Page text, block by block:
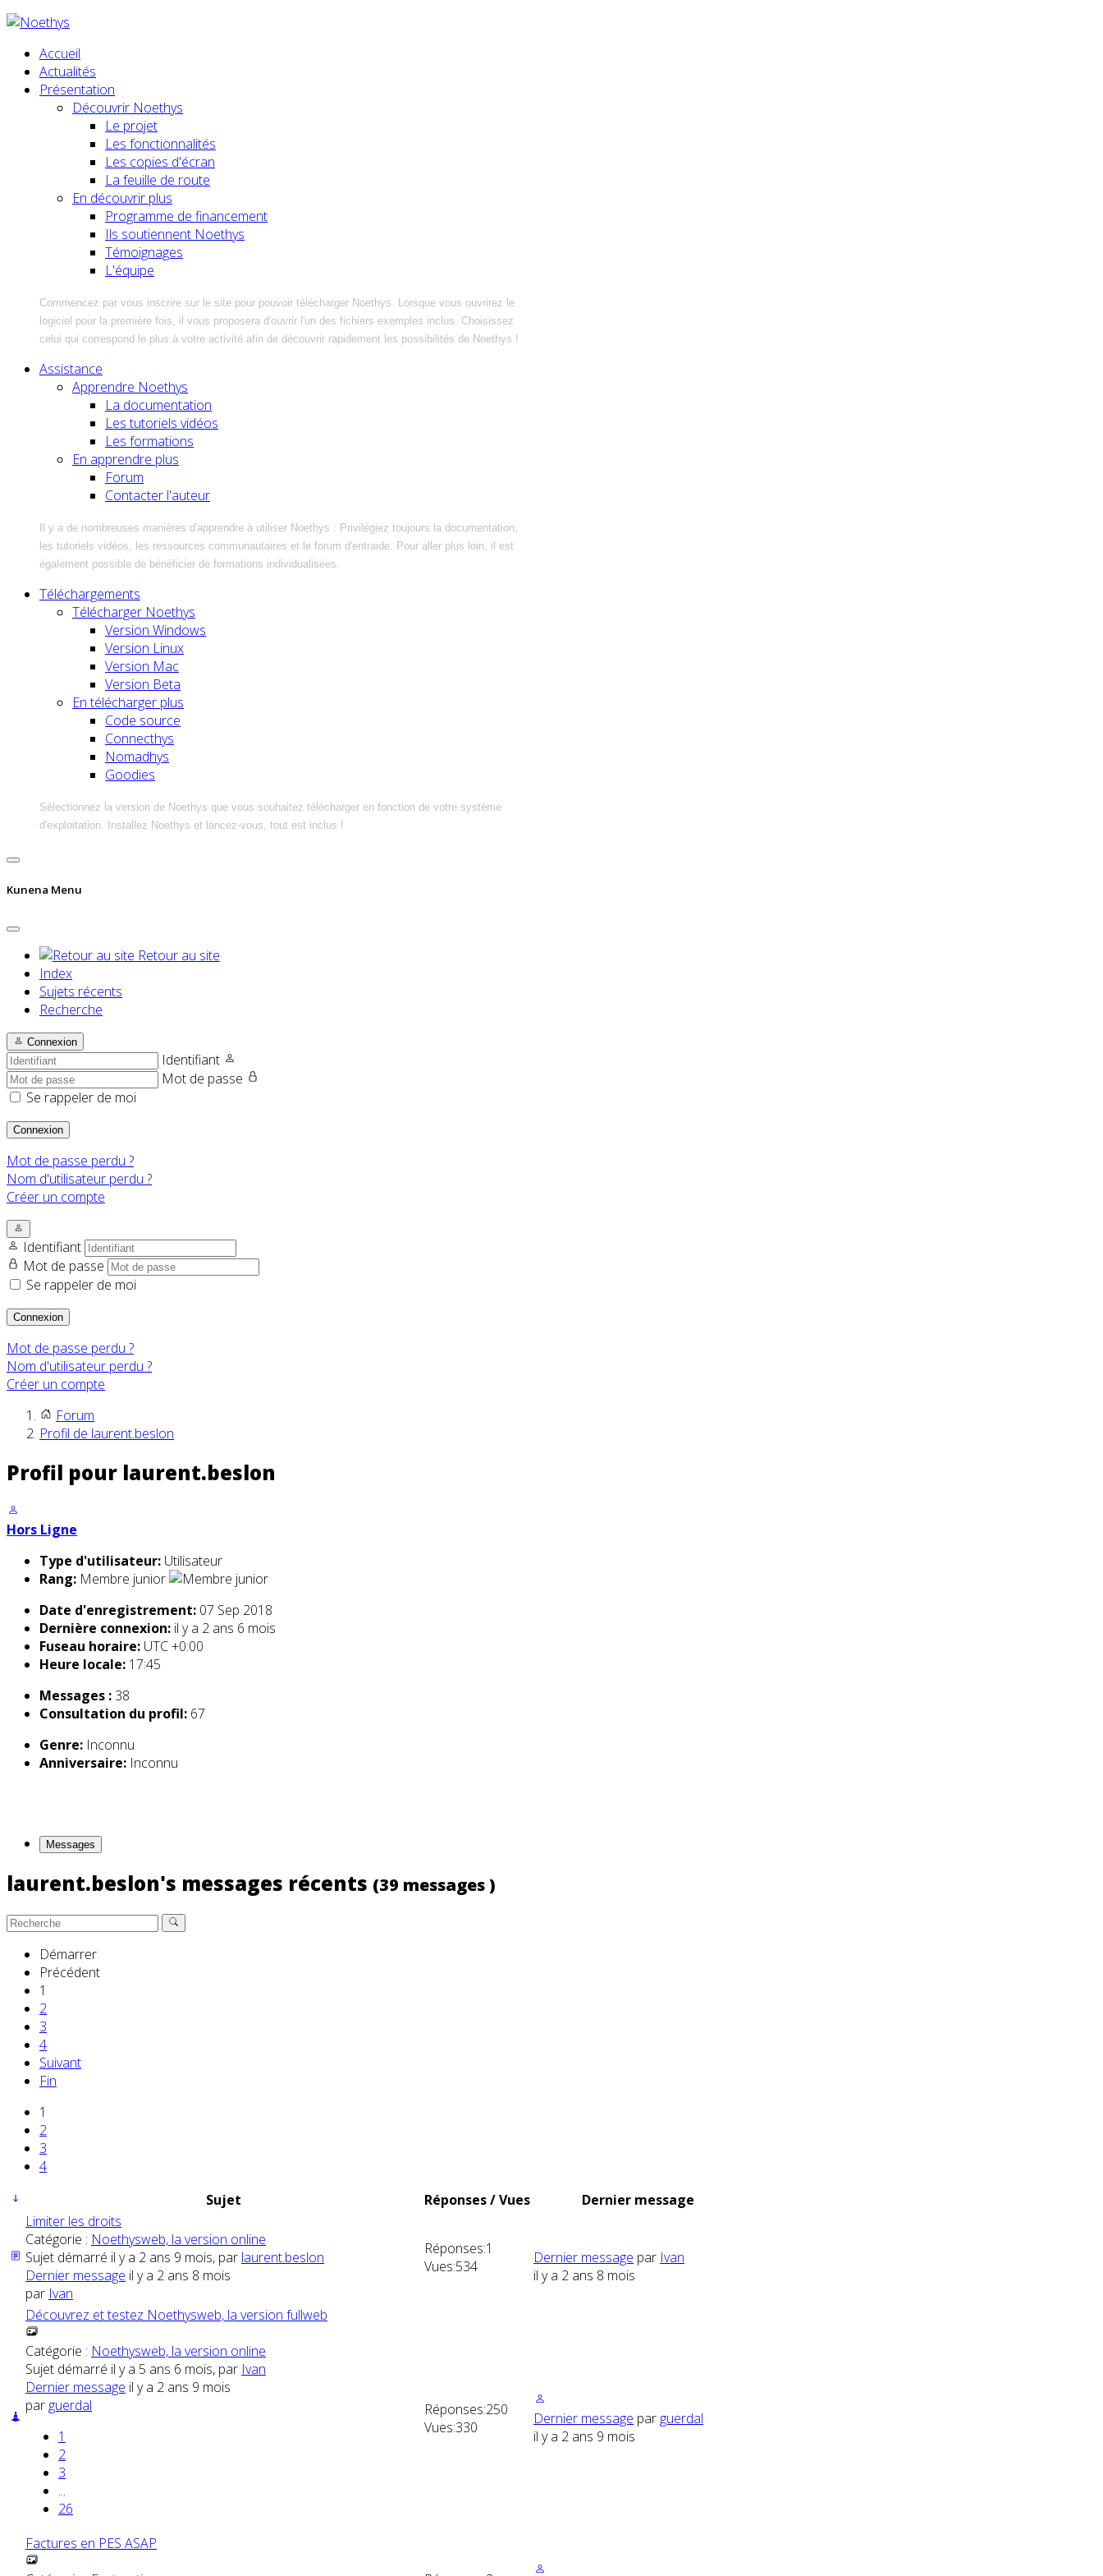
Accueil
Actualités
Présentation
Découvrir Noethys
Le projet
Les fonctionnalités
Les copies d'écran
La feuille de route
En découvrir plus
Programme de financement
Ils soutiennent Noethys
Témoignages
L'équipe
Commencez par vous inscrire sur le site pour pouvoir télécharger Noethys. Lorsque vous ouvrirez le
logiciel pour la première fois, il vous proposera d'ouvrir l'un des fichiers exemples inclus. Choisissez
celui qui correspond le plus à votre activité afin de découvrir rapidement les possibilités de Noethys !
Assistance
Apprendre Noethys
La documentation
Les tutoriels vidéos
Les formations
En apprendre plus
Forum
Contacter l'auteur
Il y a de nombreuses manières d'apprendre à utiliser Noethys : Privilégiez toujours la documentation,
les tutoriels vidéos, les ressources communautaires et le forum d'entraide. Pour aller plus loin, il est
également possible de bénéficier de formations individualisées.
Téléchargements
Télécharger Noethys
Version Windows
Version Linux
Version Mac
Version Beta
En télécharger plus
Code source
Connecthys
Nomadhys
Goodies
Sélectionnez la version de Noethys que vous souhaitez télécharger en fonction de votre système
d'exploitation. Installez Noethys et lancez-vous, tout est inclus !
Kunena Menu
Retour au site
Index
Sujets récents
Recherche
Connexion
Identifiant
Mot de passe
Se rappeler de moi
Connexion
Mot de passe perdu ?
Nom d'utilisateur perdu ?
Créer un compte
Identifiant
Mot de passe
Se rappeler de moi
Connexion
Mot de passe perdu ?
Nom d'utilisateur perdu ?
Créer un compte
Forum
Profil de laurent.beslon
Profil pour laurent.beslon
Hors Ligne
Type d'utilisateur: Utilisateur
Rang: Membre junior
Date d'enregistrement: 07 Sep 2018
Dernière connexion: il y a 2 ans 6 mois
Fuseau horaire: UTC +0:00
Heure locale: 17:45
Messages : 38
Consultation du profil: 67
Genre: Inconnu
Anniversaire: Inconnu
Messages
laurent.beslon's messages récents (39 messages )
Démarrer
Précédent
1
2
3
4
Suivant
Fin
1
2
3
4
Sujet
Réponses / Vues
Dernier message
Limiter les droits
Catégorie : Noethysweb, la version online
Sujet démarré il y a 2 ans 9 mois, par laurent.beslon
Dernier message il y a 2 ans 8 mois
par Ivan
Réponses:1
Vues:534 Dernier message par Ivan
il y a 2 ans 8 mois
Découvrez et testez Noethysweb, la version fullweb
Catégorie : Noethysweb, la version online
Sujet démarré il y a 5 ans 6 mois, par Ivan
Dernier message il y a 2 ans 9 mois
par guerdal
1
2
3
...
26
Réponses:250
Vues:330 Dernier message par guerdal
il y a 2 ans 9 mois
Factures en PES ASAP